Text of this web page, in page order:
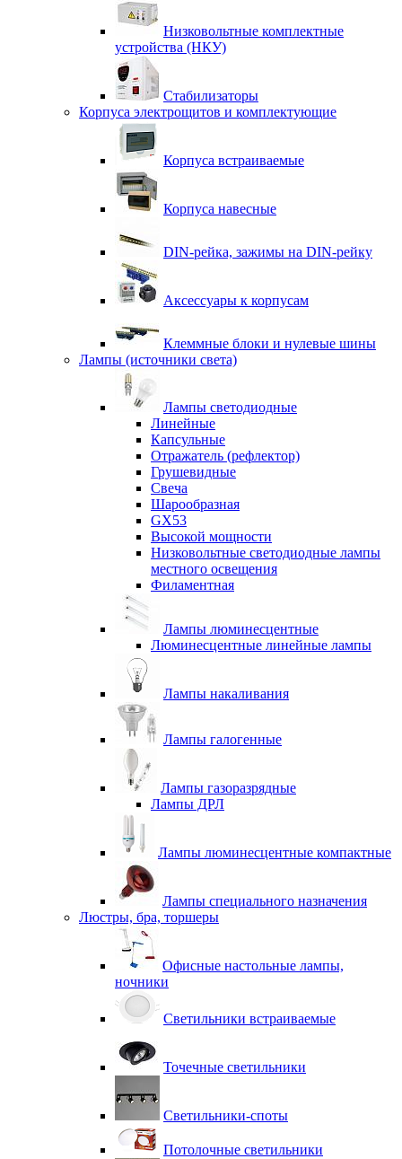
Низковольтные комплектные
устройства (НКУ)
Стабилизаторы
Корпуса электрощитов и комплектующие
Корпуса встраиваемые
Корпуса навесные
DIN-рейка, зажимы на DIN-рейку
Аксессуары к корпусам
Клеммные блоки и нулевые шины
Лампы (источники света)
Лампы светодиодные
Линейные
Капсульные
Отражатель (рефлектор)
Грушевидные
Свеча
Шарообразная
GX53
Высокой мощности
Низковольтные светодиодные лампы
местного освещения
Филаментная
Лампы люминесцентные
Люминесцентные линейные лампы
Лампы накаливания
Лампы галогенные
Лампы газоразрядные
Лампы ДРЛ
Лампы люминесцентные компактные
Лампы специального назначения
Люстры, бра, торшеры
Офисные настольные лампы,
ночники
Светильники встраиваемые
Точечные светильники
Светильники-споты
Потолочные светильники